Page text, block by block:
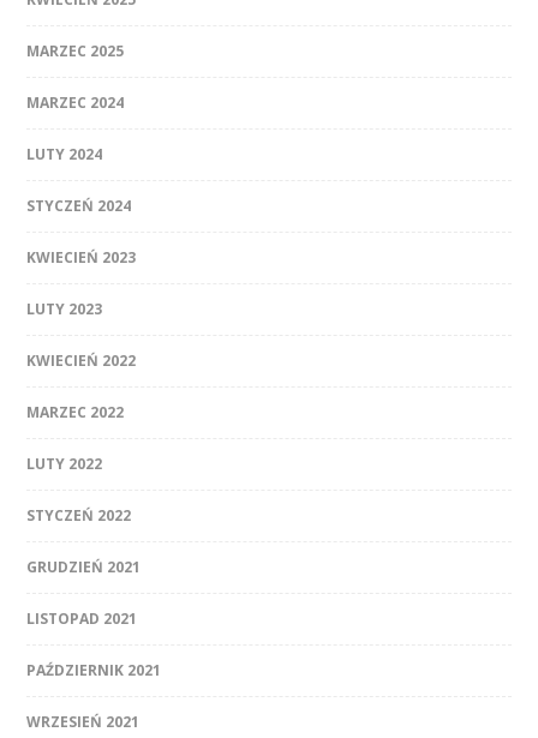
MARZEC 2025
MARZEC 2024
LUTY 2024
STYCZEŃ 2024
KWIECIEŃ 2023
LUTY 2023
KWIECIEŃ 2022
MARZEC 2022
LUTY 2022
STYCZEŃ 2022
GRUDZIEŃ 2021
LISTOPAD 2021
PAŹDZIERNIK 2021
WRZESIEŃ 2021